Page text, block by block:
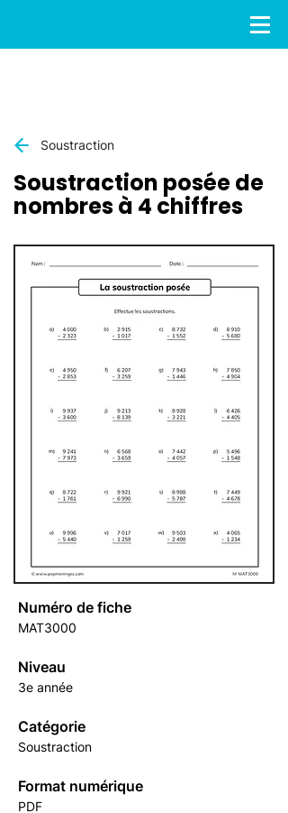
Soustraction
Soustraction posée de
nombres à 4 chiffres
Numéro de fiche
MAT3000
Niveau
3e année
Catégorie
Soustraction
Format numérique
PDF